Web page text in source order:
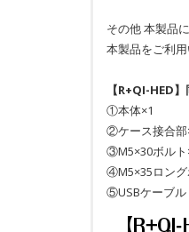
その他 本製品
本製品をご利
【R+QI-HED
①本体×1
②ケース接合部
③M5×30ボルト
④M5×35ロング
⑤USBケーブル